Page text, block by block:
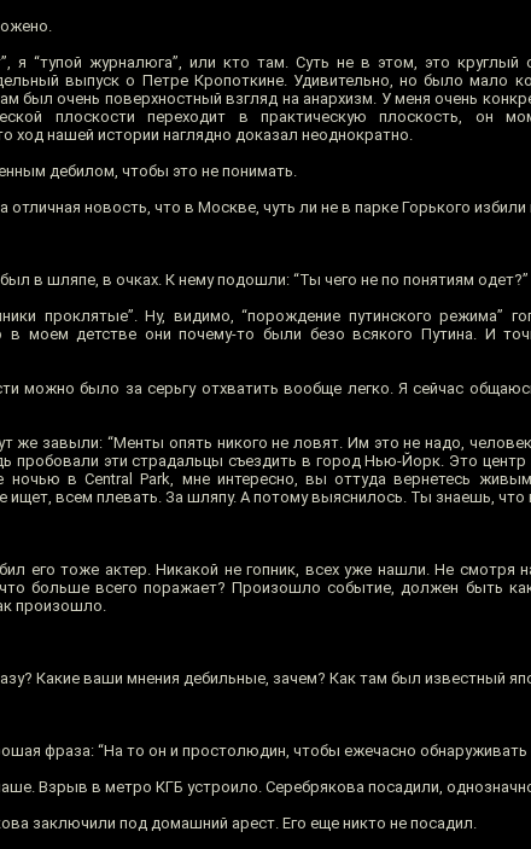
я “тупой журналюга”, или кто там. Суть не в этом, это круглый
выпуск о Петре Кропоткине. Удивительно, но было мало
был очень поверхностный взгляд на анархизм. У меня очень
плоскости переходит в практическую плоскость, он
ход нашей истории наглядно доказал неоднократно.
дебилом, чтобы это не понимать.
отличная новость, что в Москве, чуть ли не в парке Горького избили
в шляпе, в очках. К нему подошли: “Ты чего не по понятиям одет?”
проклятые”. Ну, видимо, “порождение путинского режима”
в моем детстве они почему-то были безо всякого Путина. И
можно было за серьгу отхватить вообще легко. Я сейчас
же завыли: “Менты опять никого не ловят. Им это не надо,
пробовали эти страдальцы съездить в город Нью-Йорк. Это центр
ночью в Central Park, мне интересно, вы оттуда вернетесь
ищет, всем плевать. За шляпу. А потому выяснилось. Ты знаешь,
его тоже актер. Никакой не гопник, всех уже нашли. Не смотря
больше всего поражает? Произошло событие, должен быть
произошло.
Какие ваши мнения дебильные, зачем? Как там был известный
фраза: “На то он и простолюдин, чтобы ежечасно обнаруживать
Взрыв в метро КГБ устроило. Серебрякова посадили,
заключили под домашний арест. Его еще никто не посадил.